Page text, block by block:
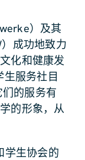
）及其
成功地致力
化和健康发
服务社目
的服务有
的形象，从
学生协会的